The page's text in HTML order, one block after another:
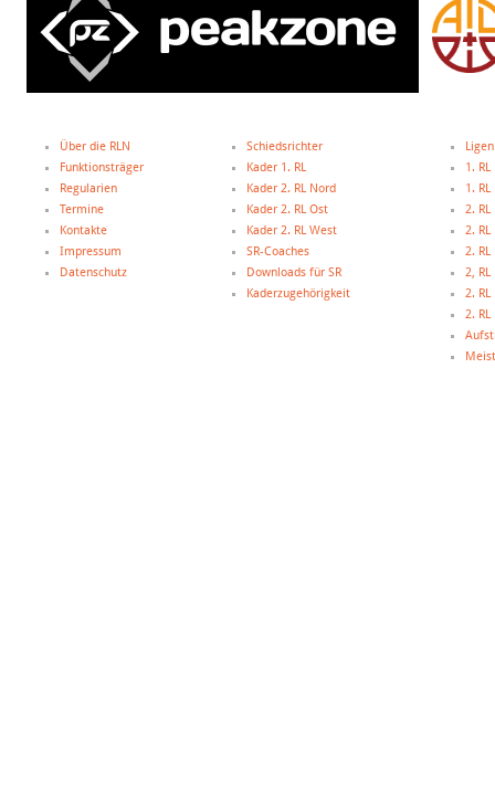
Über die RLN
Funktionsträger
Regularien
Termine
Kontakte
Impressum
Datenschutz
Schiedsrichter
Kader 1. RL
Kader 2. RL Nord
Kader 2. RL Ost
Kader 2. RL West
SR-Coaches
Downloads für SR
Kaderzugehörigkeit
Ligen
1.
1.
2.
2.
2.
2,
2.
2.